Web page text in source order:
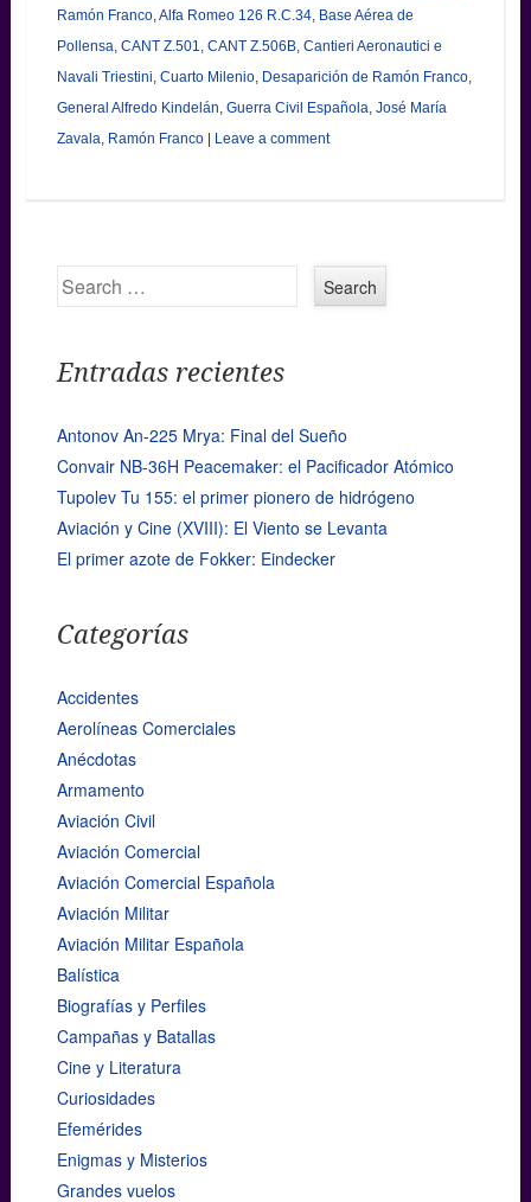
Ramón Franco, Alfa Romeo 126 R.C.34, Base Aérea de
Pollensa CANT Z.501 CANT Z.506B, Cantieri Aeronautici e
Navali Triestini Cuarto Milenio, Desaparición de Ramón Franco,
General Alfredo Kindelán Guerra Civil Española José María
Zavala Ramón Franco | Leave a comment
Search
Entradas recientes
Antonov An-225 Mrya: Final del Sueño
Convair NB-36H Peacemaker: el Pacificador Atómico
Tupolev Tu 155: el primer pionero de hidrógeno
Aviación y Cine (XVIII): El Viento se Levanta
El primer azote de Fokker: Eindecker
Categorías
Accidentes
Aerolíneas Comerciales
Anécdotas
Armamento
Aviación Civil
Aviación Comercial
Aviación Comercial Española
Aviación Militar
Aviación Militar Española
Balística
Biografías y Perfiles
Campañas y Batallas
Cine y Literatura
Curiosidades
Efemérides
Enigmas y Misterios
Grandes vuelos